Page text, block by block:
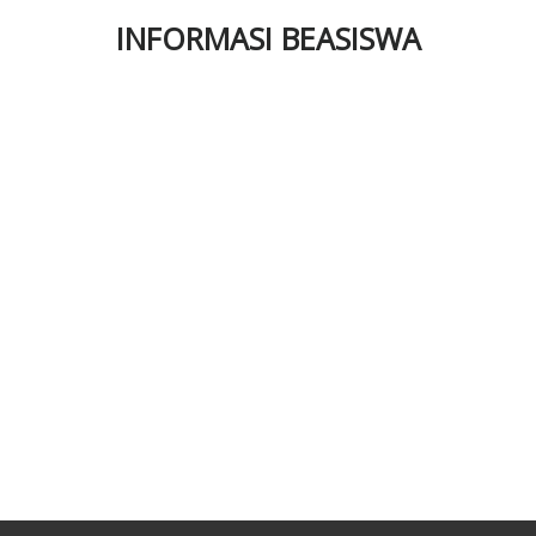
INFORMASI BEASISWA